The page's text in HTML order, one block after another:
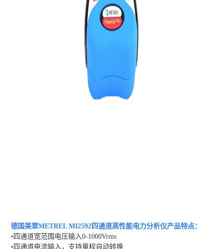
德国美翠METREL MI2592四通道高性能电力分析仪产品特点：
•四通道宽范围电压输入0-1000Vrms
•四通道电流输入，支持量程自动转换